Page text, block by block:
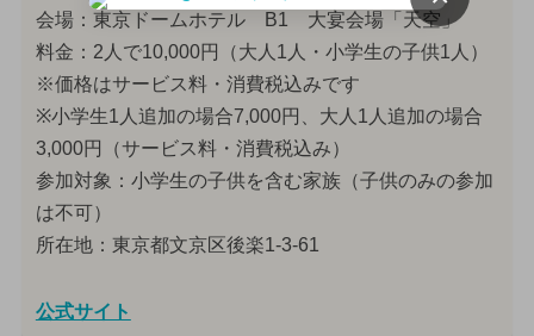
会場：東京ドームホテル B1 大宴会場「天空」
料金：2人で10,000円（大人1人・小学生の子供1人）
※価格はサービス料・消費税込みです
※小学生1人追加の場合7,000円、大人1人追加の場合
3,000円（サービス料・消費税込み）
参加対象：小学生の子供を含む家族（子供のみの参加
は不可）
所在地：東京都文京区後楽1-3-61
公式サイト